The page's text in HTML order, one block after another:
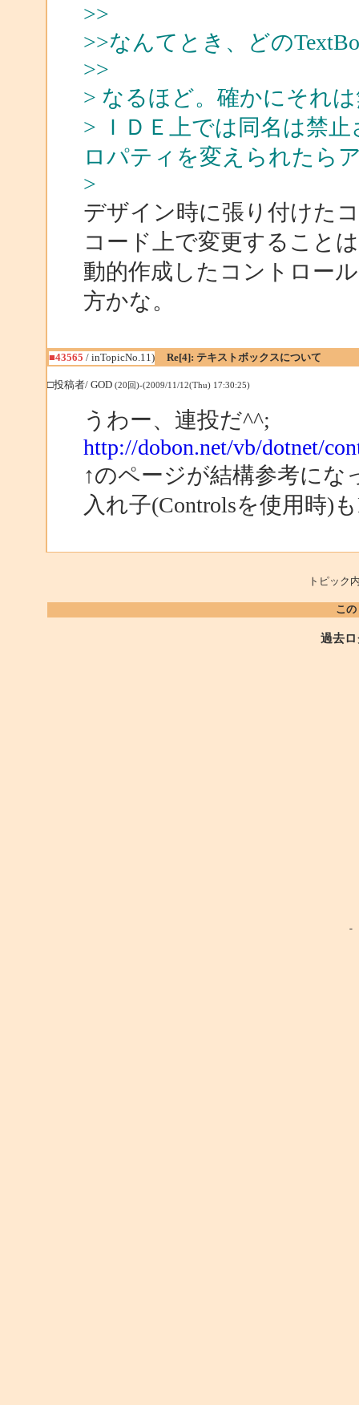
>>
>>なんてとき、どの
>>
> なるほど。確かにそれ
> ＩＤＥ上では同名は禁
ロパティを変えられたら
>
デザイン時に張り付けた
コード上で変更すること
動的作成したコントロー
方かな。
■43565 / inTopicNo.11) Re[4]: テキストボックスについて
□投稿者/ GOD (20回)-(2009/11/12(Thu) 17:30:25)
うわー、連投だ^^;
http://dobon.net/vb/dotnet/
↑のページが結構参考に
入れ子(Controlsを使用時)
トピッ
こ
過去